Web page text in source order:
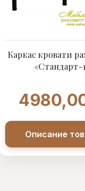
Каркас кровати
«Стандарт-
Описание